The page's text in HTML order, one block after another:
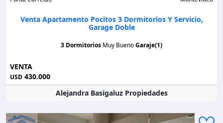
Venta Apartamento Pocitos 3 Dormitorios Y Servicio,
Garage Doble
3 Dormitorios Muy BuenoGaraje(1)
VENTA
USD 430.000
Alejandra Basigaluz Propiedades